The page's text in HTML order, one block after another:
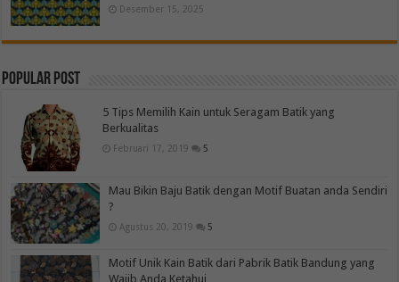
Desember 15, 2025
Popular Post
5 Tips Memilih Kain untuk Seragam Batik yang
Berkualitas
Februari 17, 2019 5
Mau Bikin Baju Batik dengan Motif Buatan anda Sendiri
?
Agustus 20, 2019 5
Motif Unik Kain Batik dari Pabrik Batik Bandung yang
Wajib Anda Ketahui